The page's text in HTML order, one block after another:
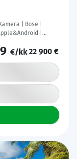
| Bose |
|
€/kk22 900 €